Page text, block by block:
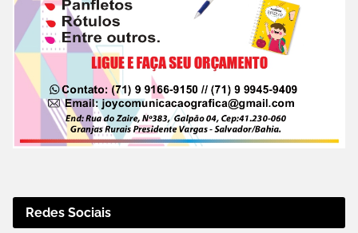
Redes Sociais